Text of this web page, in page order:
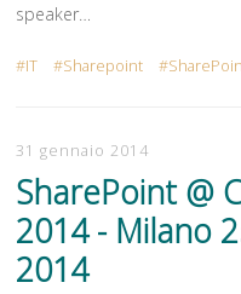
speaker…
IT Sharepoint
31 gennaio 2014
SharePoint @
2014 - Milano
2014